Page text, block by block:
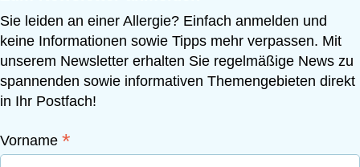
Sie leiden an einer Allergie? Einfach anmelden und
keine Informationen sowie Tipps mehr verpassen. Mit
unserem Newsletter erhalten Sie regelmäßige News zu
spannenden sowie informativen Themengebieten direkt
in Ihr Postfach!
Vorname *